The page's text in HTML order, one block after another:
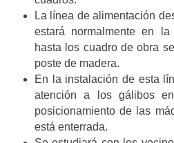
La línea de alimentación
estará normalmente en
hasta los cuadro de obra
poste de madera.
En la instalación de esta
atención a los gálibos
posicionamiento de las
está enterrada.